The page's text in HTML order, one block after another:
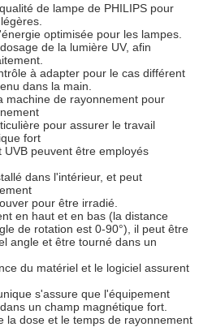
de lampe de PHILIPS pour
optimisée pour les lampes.
de la lumière UV, afin
à adapter pour le cas différent
dans la main.
machine de rayonnement pour
pour assurer le travail
fort
UVB peuvent être employés
dans l'intérieur, et peut
pour être irradié.
en haut et en bas (la distance
de rotation est 0-90°), il peut être
angle et être tourné dans un
du matériel et le logiciel assurent
s'assure que l'équipement
un champ magnétique fort.
la dose et le temps de rayonnement